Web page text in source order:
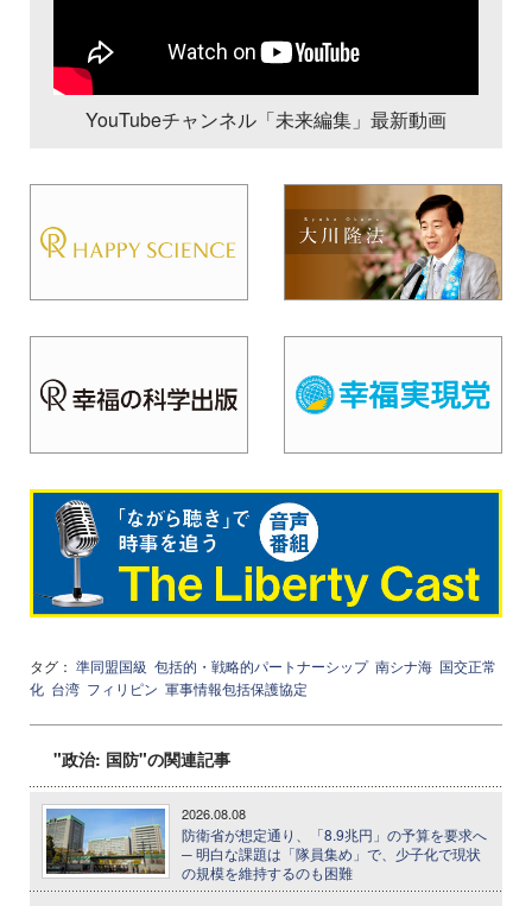
YouTubeチャンネル「未来編集」最新動画
タグ： 準同盟国級 包括的・戦略的パートナーシップ 南シナ海 国交正常
化 台湾 フィリピン 軍事情報包括保護協定
"政治: 国防"の関連記事
2026.08.08
防衛省が想定通り、「8.9兆円」の予算を要求へ
─ 明白な課題は「隊員集め」で、少子化で現状
の規模を維持するのも困難